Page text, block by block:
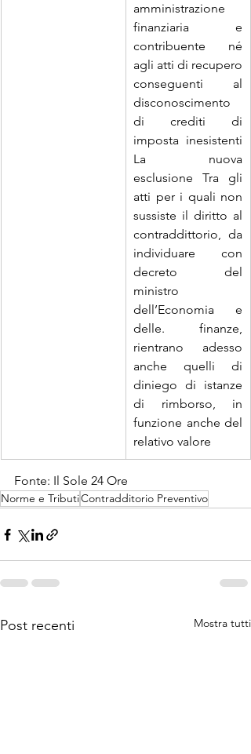
amministrazione
finanziaria e
contribuente né
agli atti di recupero
conseguenti al
disconoscimento
di crediti di
imposta inesistenti
La nuova
esclusione Tra gli
atti per i quali non
sussiste il diritto al
contraddittorio, da
individuare con
decreto del
ministro
dell’Economia e
delle. finanze,
rientrano adesso
anche quelli di
diniego di istanze
di rimborso, in
funzione anche del
relativo valore
Fonte: Il Sole 24 Ore
Norme e TributiContradditorio Preventivo
Post recenti Mostra tutti